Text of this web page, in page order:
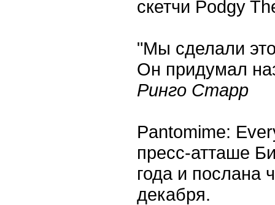
скетчи Podgy
"Мы сделали
Он придумал
Ринго Старр
Pantomime:
пресс-атташе
года и послана
декабря.